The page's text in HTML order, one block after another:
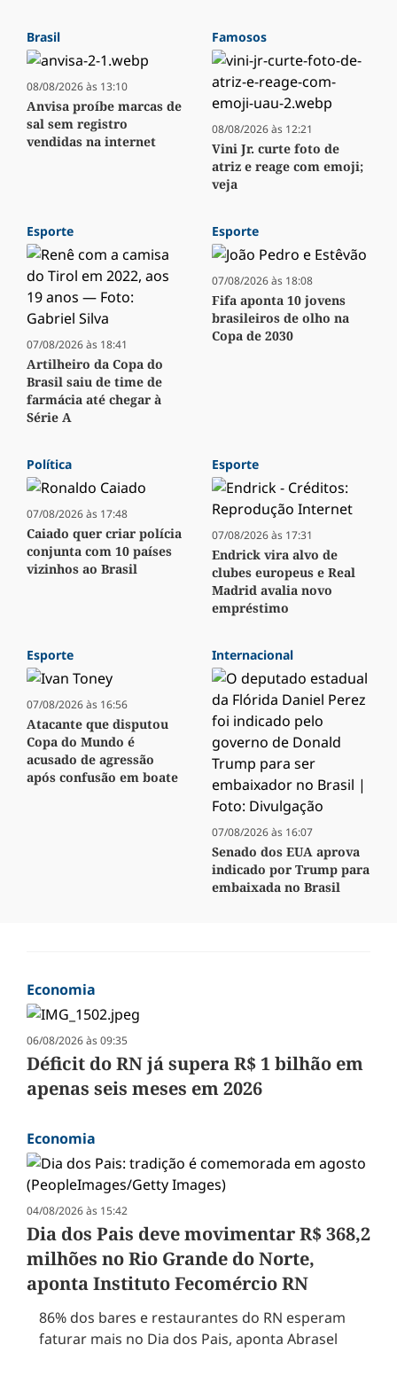
Brasil
08/08/2026 às 13:10
Anvisa proíbe marcas de
sal sem registro
vendidas na internet
Famosos
08/08/2026 às 12:21
Vini Jr. curte foto de
atriz e reage com emoji;
veja
Esporte
07/08/2026 às 18:41
Artilheiro da Copa do
Brasil saiu de time de
farmácia até chegar à
Série A
Esporte
07/08/2026 às 18:08
Fifa aponta 10 jovens
brasileiros de olho na
Copa de 2030
Política
07/08/2026 às 17:48
Caiado quer criar polícia
conjunta com 10 países
vizinhos ao Brasil
Esporte
07/08/2026 às 17:31
Endrick vira alvo de
clubes europeus e Real
Madrid avalia novo
empréstimo
Esporte
07/08/2026 às 16:56
Atacante que disputou
Copa do Mundo é
acusado de agressão
após confusão em boate
Internacional
07/08/2026 às 16:07
Senado dos EUA aprova
indicado por Trump para
embaixada no Brasil
Economia
06/08/2026 às 09:35
Déficit do RN já supera R$ 1 bilhão em
apenas seis meses em 2026
Economia
04/08/2026 às 15:42
Dia dos Pais deve movimentar R$ 368,2
milhões no Rio Grande do Norte,
aponta Instituto Fecomércio RN
86% dos bares e restaurantes do RN esperam
faturar mais no Dia dos Pais, aponta Abrasel